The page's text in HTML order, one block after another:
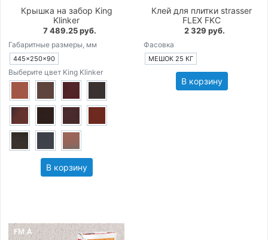
Крышка на забор King
Klinker
7 489.25 руб.
Габаритные размеры, мм
445×250×90
Выберите цвет King Klinker
В корзину
Клей для плитки strasser
FLEX FKC
2 329 руб.
Фасовка
МЕШОК 25 КГ
В корзину